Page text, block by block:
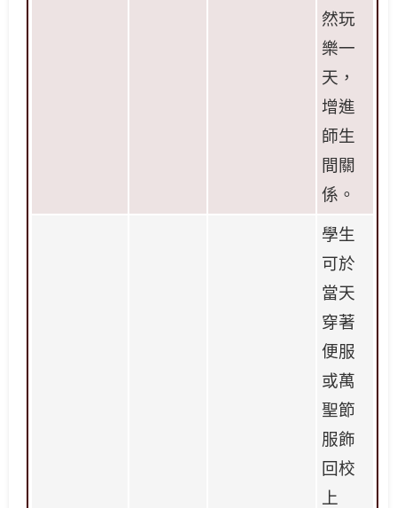
然玩
樂一
天，
增進
師生
間關
係。
學生
可於
當天
穿著
便服
或萬
聖節
服飾
回校
上